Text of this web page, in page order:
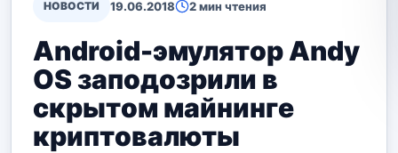
НОВОСТИ 19.06.2018 2 мин чтения
Android-эмулятор Andy
OS заподозрили в
скрытом майнинге
криптовалюты